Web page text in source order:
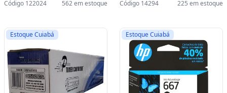
Código 122024
562 em estoque
Código 14294
225 em estoque
Estoque Cuiabá Estoque Cuiabá